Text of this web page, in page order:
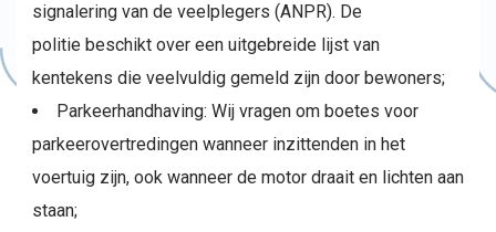
signalering van de veelplegers (ANPR). De
politie beschikt over een uitgebreide lijst van
kentekens die veelvuldig gemeld zijn door bewoners;
Parkeerhandhaving: Wij vragen om boetes voor
parkeerovertredingen wanneer inzittenden in het
voertuig zijn, ook wanneer de motor draait en lichten aan
staan;